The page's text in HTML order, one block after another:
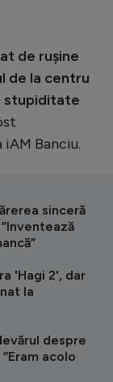
de rușine
de la centru
stupiditate
Banciu.
sinceră
'Hagi 2', dar
la
despre
acolo